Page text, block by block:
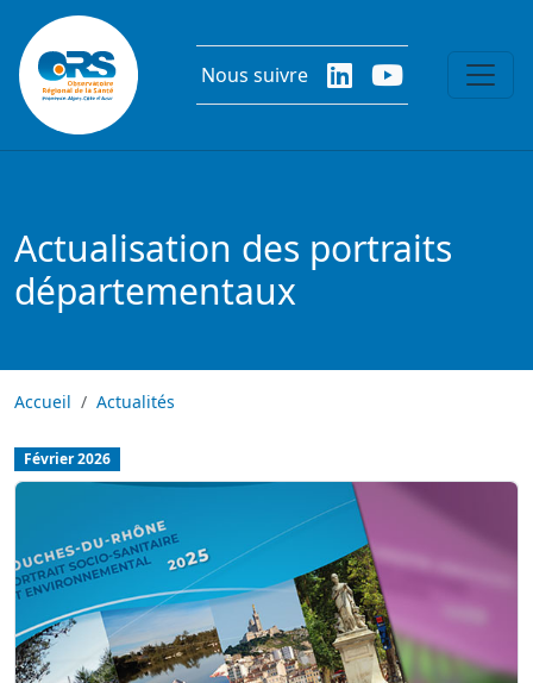
Aller au contenu principal
Nous suivre
Actualisation des portraits
départementaux
Accueil Actualités
Février 2026
img-actu
Image